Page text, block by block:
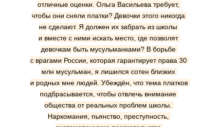
отличные оценки. Ольга Васильева требует,
чтобы они сняли платки? Девочки этого никогда
не сделают. Я должен их забрать из школы
и вместе с ними искать место, где позволят
девочкам быть мусульманками? В борьбе
с врагами России, которая гарантирует права 30
млн мусульман, я лишился сотен близких
и родных мне людей. Убеждён, что тема платков
подбрасывается, чтобы отвлечь внимание
общества от реальных проблем школы.
Наркомания, пьянство, преступность,